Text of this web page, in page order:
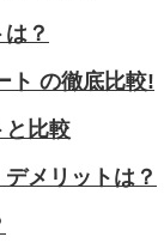
？
ト の徹底比較!
と比較
メリットは？